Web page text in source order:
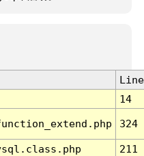
Line
14
324
211